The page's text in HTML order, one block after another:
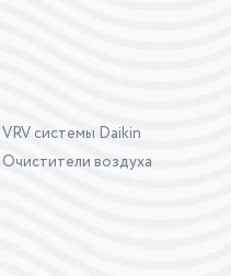
VRV системы Daikin
Очистители воздуха